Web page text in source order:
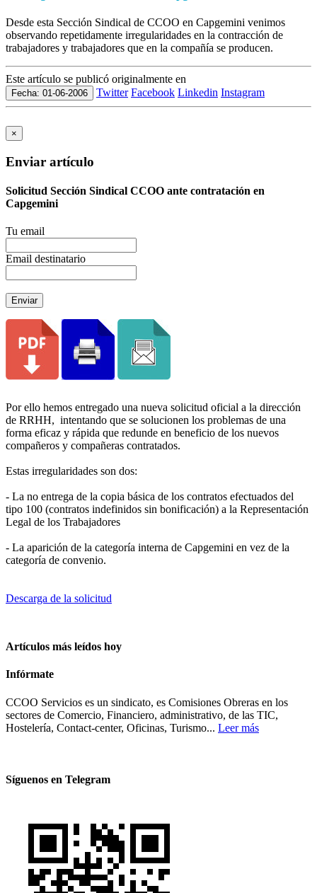
Desde esta Sección Sindical de CCOO en Capgemini venimos
observando repetidamente irregularidades en la contracción de
trabajadores y trabajadores que en la compañía se producen.
Este artículo se publicó originalmente en
Fecha: 01-06-2006 Twitter Facebook Linkedin Instagram
×
Enviar artículo
Solicitud Sección Sindical CCOO ante contratación en
Capgemini
Tu email
Email destinatario
Enviar
Por ello hemos entregado una nueva solicitud oficial a la dirección
de RRHH, intentando que se solucionen los problemas de una
forma eficaz y rápida que redunde en beneficio de los nuevos
compañeros y compañeras contratados.
Estas irregularidades son dos:
- La no entrega de la copia básica de los contratos efectuados del
tipo 100 (contratos indefinidos sin bonificación) a la Representación
Legal de los Trabajadores
- La aparición de la categoría interna de Capgemini en vez de la
categoría de convenio.
Descarga de la solicitud
Artículos más leídos hoy
Infórmate
CCOO Servicios es un sindicato, es Comisiones Obreras en los
sectores de Comercio, Financiero, administrativo, de las TIC,
Hostelería, Contact-center, Oficinas, Turismo... Leer más
Síguenos en Telegram